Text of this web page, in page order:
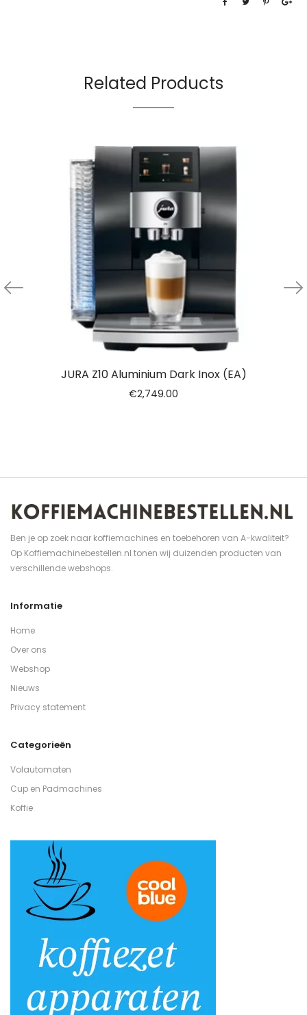
Related Products
JURA Z10 Aluminium Dark Inox (EA)
€2,749.00
Ben je op zoek naar koffiemachines en toebehoren van A-kwaliteit?
Op Koffiemachinebestellen.nl tonen wij duizenden producten van
verschillende webshops.
Informatie
Home
Over ons
Webshop
Nieuws
Privacy statement
Categorieën
Volautomaten
Cup en Padmachines
Koffie